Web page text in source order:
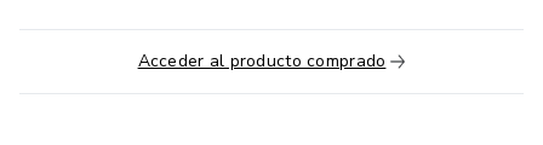
debe ser interpretada como uma garantía de resultados.
Acceder al producto comprado